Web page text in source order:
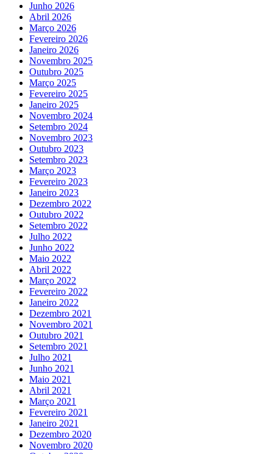
Junho 2026
Abril 2026
Março 2026
Fevereiro 2026
Janeiro 2026
Novembro 2025
Outubro 2025
Março 2025
Fevereiro 2025
Janeiro 2025
Novembro 2024
Setembro 2024
Novembro 2023
Outubro 2023
Setembro 2023
Março 2023
Fevereiro 2023
Janeiro 2023
Dezembro 2022
Outubro 2022
Setembro 2022
Julho 2022
Junho 2022
Maio 2022
Abril 2022
Março 2022
Fevereiro 2022
Janeiro 2022
Dezembro 2021
Novembro 2021
Outubro 2021
Setembro 2021
Julho 2021
Junho 2021
Maio 2021
Abril 2021
Março 2021
Fevereiro 2021
Janeiro 2021
Dezembro 2020
Novembro 2020